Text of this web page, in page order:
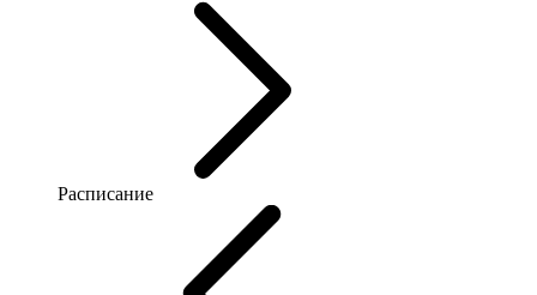
Расписание